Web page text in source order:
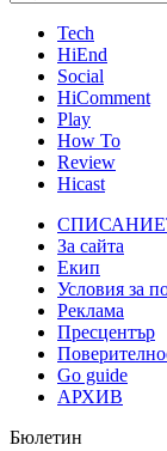
Tech
HiEnd
Social
HiComment
Play
How To
Review
Hicast
За сайта
Екип
Условия за
Реклама
Пресцентър
Go guide
АРХИВ
Бюлетин